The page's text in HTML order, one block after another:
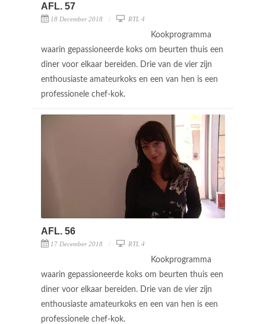
AFL. 57
18 December 2018 RTL 4
Kookprogramma
waarin gepassioneerde koks om beurten thuis een
diner voor elkaar bereiden. Drie van de vier zijn
enthousiaste amateurkoks en een van hen is een
professionele chef-kok.
AFL. 56
17 December 2018 RTL 4
Kookprogramma
waarin gepassioneerde koks om beurten thuis een
diner voor elkaar bereiden. Drie van de vier zijn
enthousiaste amateurkoks en een van hen is een
professionele chef-kok.